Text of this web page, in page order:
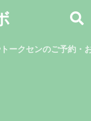
ークセンのご予約・